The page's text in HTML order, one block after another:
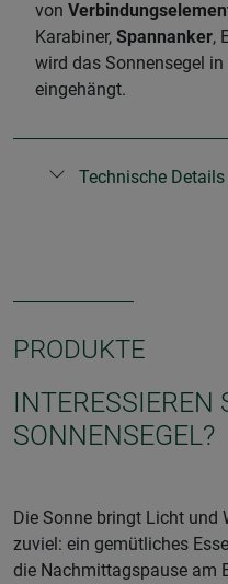
von
Karabiner, Spannanker,
wird das Sonnensegel
eingehängt.
Technische Details
PRODUKTE
INTERESSIEREN
SONNENSEGEL?
Die Sonne bringt Licht und
zuviel: ein gemütliches
die Nachmittagspause am